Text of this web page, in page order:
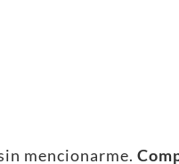
mencionarme.